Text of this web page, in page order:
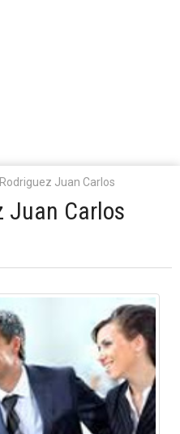
Juan Carlos
Juan Carlos